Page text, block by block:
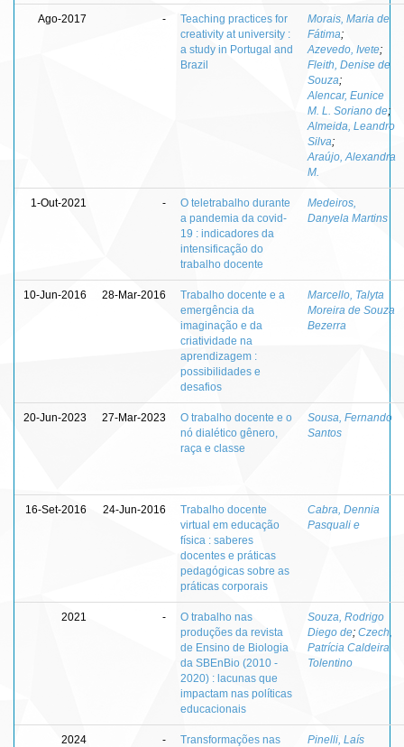
Ago-2017 -
Teaching practices for
creativity at university :
a study in Portugal and
Brazil
Morais, Maria de
Fátima;
Azevedo, Ivete;
Fleith, Denise de
Souza;
Alencar, Eunice
M. L. Soriano de;
Almeida, Leandro
Silva;
Araújo, Alexandra
M.
1-Out-2021 -
O teletrabalho durante
a pandemia da covid-
19 : indicadores da
intensificação do
trabalho docente
Medeiros,
Danyela Martins
10-Jun-2016 28-Mar-2016
Trabalho docente e a
emergência da
imaginação e da
criatividade na
aprendizagem :
possibilidades e
desafios
Marcello, Talyta
Moreira de Souza
Bezerra
20-Jun-2023 27-Mar-2023
O trabalho docente e o
nó dialético gênero,
raça e classe
Sousa, Fernando
Santos
16-Set-2016 24-Jun-2016
Trabalho docente
virtual em educação
física : saberes
docentes e práticas
pedagógicas sobre as
práticas corporais
Cabra, Dennia
Pasquali e
2021 -
O trabalho nas
produções da revista
de Ensino de Biologia
da SBEnBio (2010 -
2020) : lacunas que
impactam nas políticas
educacionais
Souza, Rodrigo
Diego de; Czech,
Patrícia Caldeira
Tolentino
2024 -
Transformações nas
Pinelli, Laís